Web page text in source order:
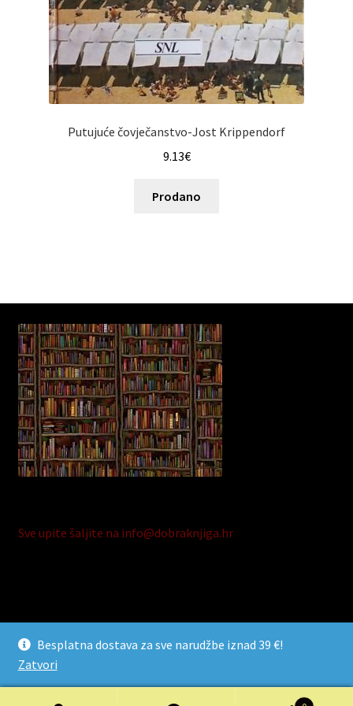
Putujuće čovječanstvo-Jost Krippendorf
9.13€
Prodano
Sve upite šaljite na info@dobraknjiga.hr
Razvijeno s Storefront i WooCommerce.
Besplatna dostava za sve narudžbe iznad 39 €!
Zatvori